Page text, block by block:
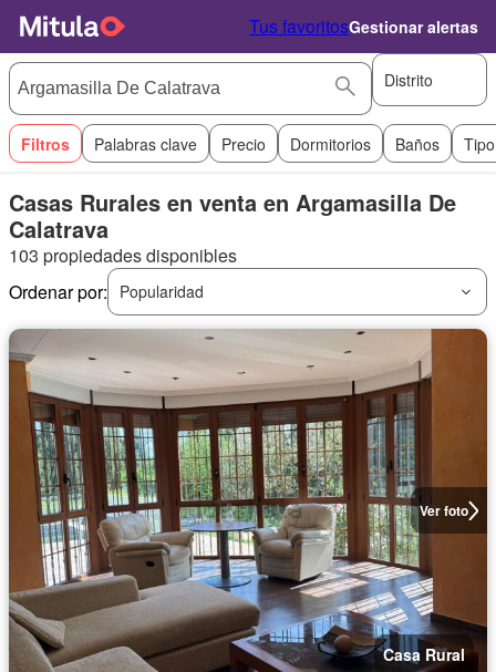
Tus favoritosGestionar alertas
Distrito
Filtros Palabras clave Precio Dormitorios Baños
Casas Rurales en venta en Argamasilla De
Calatrava
103 propiedades disponibles
Ordenar por:
Popularidad
Ver foto
Casa Rural